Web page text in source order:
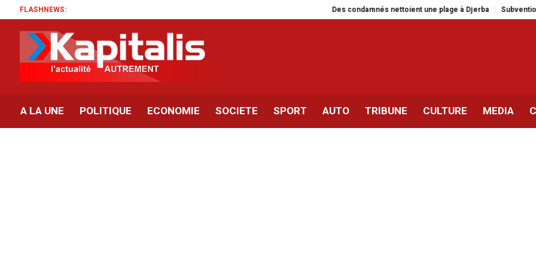
FLASHNEWS: Des condamnés nettoient une plage à Djerba Subvention
A LA UNE POLITIQUE ECONOMIE SOCIETE SPORT AUTO TRIBUNE CULTURE MEDIA